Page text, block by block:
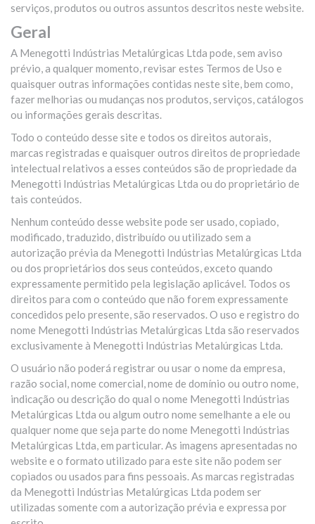
serviços, produtos ou outros assuntos descritos neste website.
Geral
A Menegotti Indústrias Metalúrgicas Ltda pode, sem aviso
prévio, a qualquer momento, revisar estes Termos de Uso e
quaisquer outras informações contidas neste site, bem como,
fazer melhorias ou mudanças nos produtos, serviços, catálogos
ou informações gerais descritas.
Todo o conteúdo desse site e todos os direitos autorais,
marcas registradas e quaisquer outros direitos de propriedade
intelectual relativos a esses conteúdos são de propriedade da
Menegotti Indústrias Metalúrgicas Ltda ou do proprietário de
tais conteúdos.
Nenhum conteúdo desse website pode ser usado, copiado,
modificado, traduzido, distribuído ou utilizado sem a
autorização prévia da Menegotti Indústrias Metalúrgicas Ltda
ou dos proprietários dos seus conteúdos, exceto quando
expressamente permitido pela legislação aplicável. Todos os
direitos para com o conteúdo que não forem expressamente
concedidos pelo presente, são reservados. O uso e registro do
nome Menegotti Indústrias Metalúrgicas Ltda são reservados
exclusivamente à Menegotti Indústrias Metalúrgicas Ltda.
O usuário não poderá registrar ou usar o nome da empresa,
razão social, nome comercial, nome de domínio ou outro nome,
indicação ou descrição do qual o nome Menegotti Indústrias
Metalúrgicas Ltda ou algum outro nome semelhante a ele ou
qualquer nome que seja parte do nome Menegotti Indústrias
Metalúrgicas Ltda, em particular. As imagens apresentadas no
website e o formato utilizado para este site não podem ser
copiados ou usados para fins pessoais. As marcas registradas
da Menegotti Indústrias Metalúrgicas Ltda podem ser
utilizadas somente com a autorização prévia e expressa por